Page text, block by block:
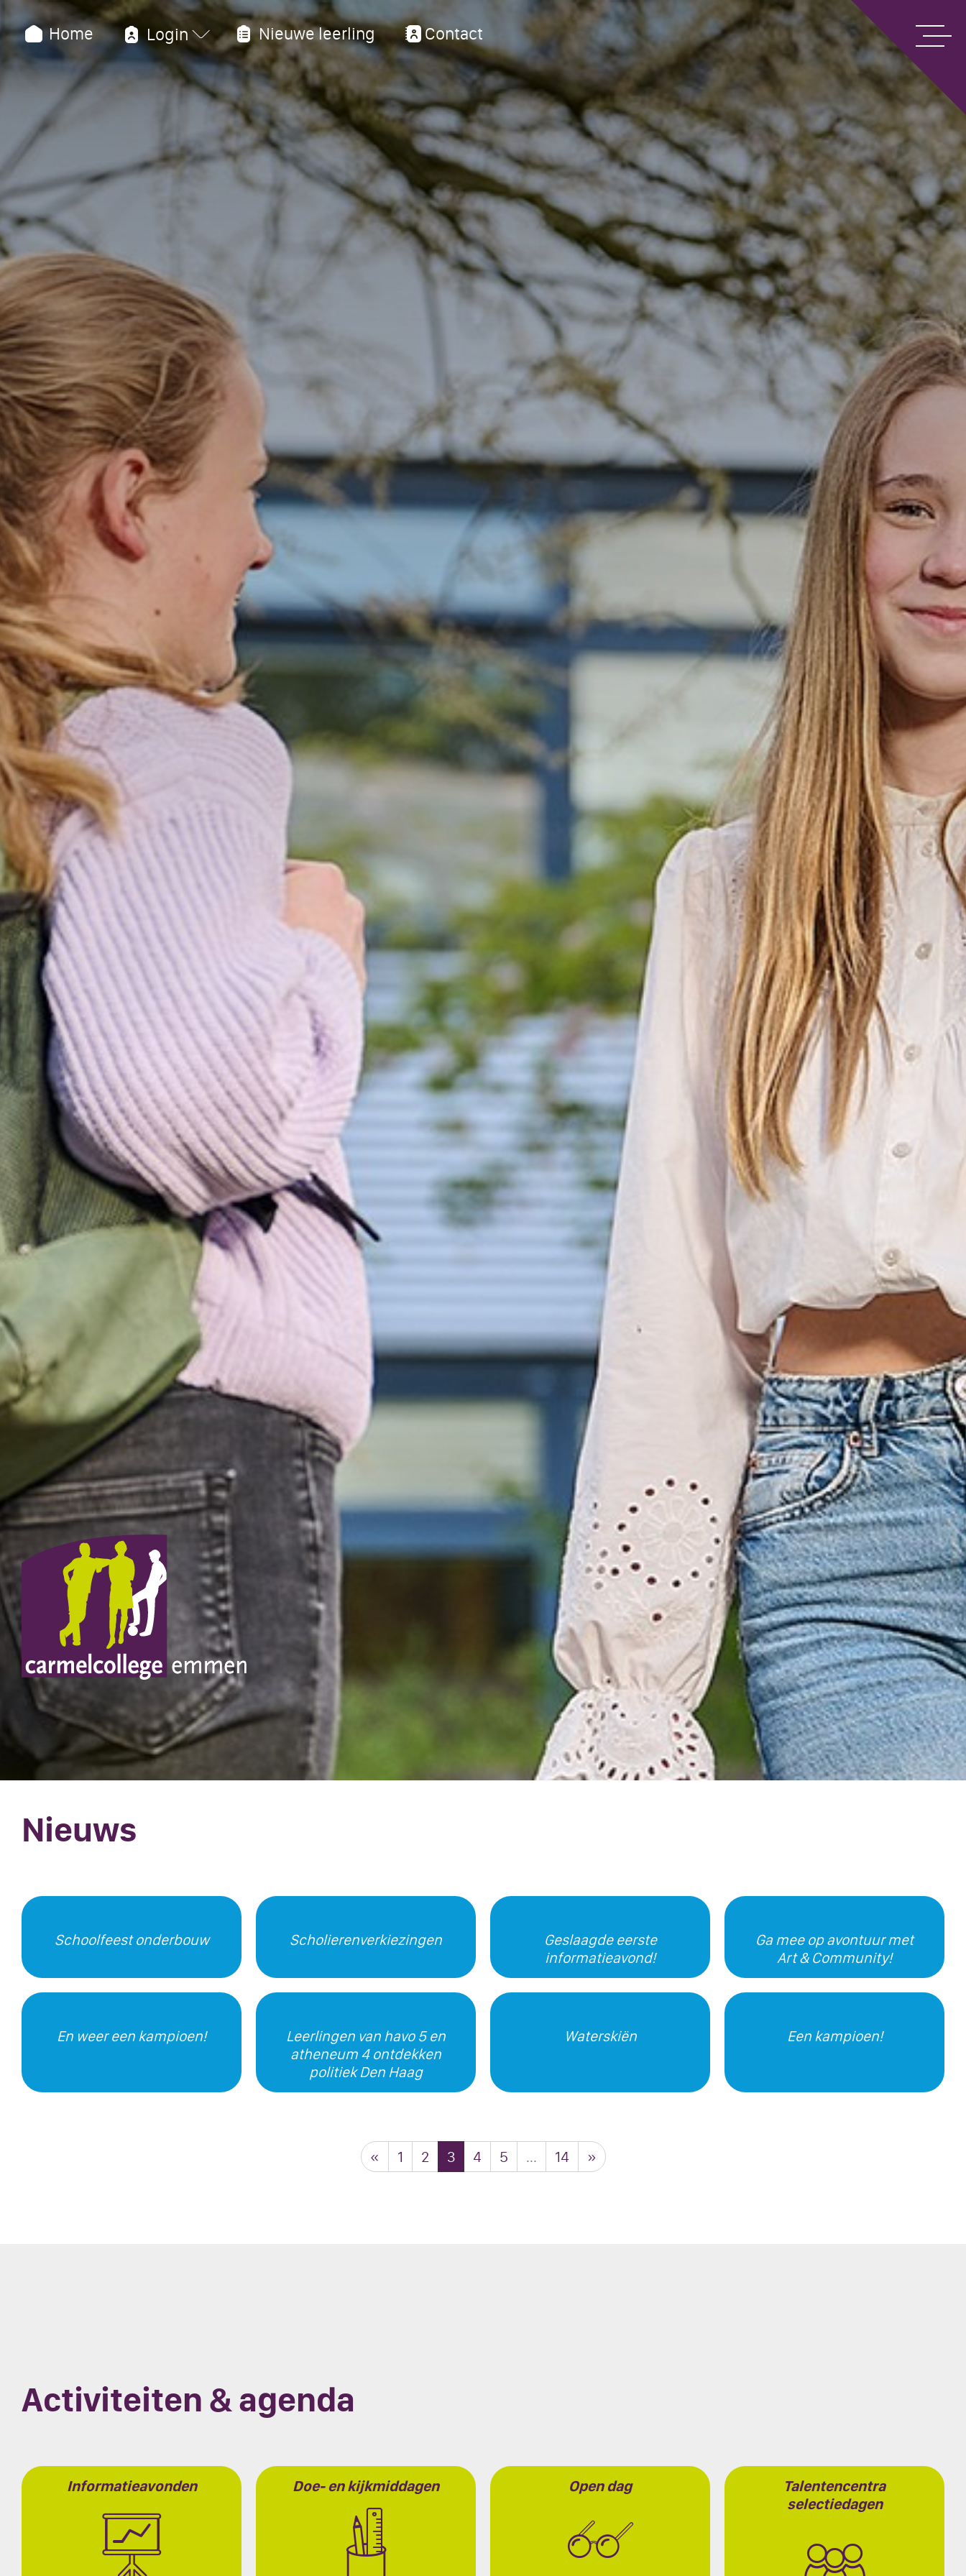
Over ons
Bekijk onze digitale schoolgids
Wie zijn wij?
Ons onderwijs
BYOD
Begeleiding en ondersteuning
Talentontwikkeling
Werken bij Carmelcollege Emmen
Groep7&8
Opleidingen
Lestijden
Vrijeschoolroute Vasalis
Eerste weken op het Carmel
Carmelbrochure
Inloggen Leerlingenportaal
Aanmelden Leerlingen
Begeleiding en ondersteuning
Vakanties
Ouders
Begeleiding en ondersteuning
Kwaliteit en onderwijsresultaten
Aanmelden voor de Somtoday-ouderapp
Ouder- en leerlingparticipatie
Ouders login
Gala en diploma
Open dag
Home Login Nieuwe leerling Contact
Laden...
Nieuws
Schoolfeest onderbouw Scholierenverkiezingen
Geslaagde eerste
informatieavond!
Ga mee op avontuur met
Art & Community!
En weer een kampioen!
Leerlingen van havo 5 en
atheneum 4 ontdekken
politiek Den Haag
Waterskiën Een kampioen!
« 1 2 3 4 5 ... 14 »
Activiteiten & agenda
Informatieavonden Doe- en kijkmiddagen Open dag
Talentencentra
selectiedagen